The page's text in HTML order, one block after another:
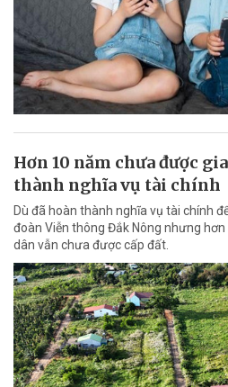
Hơn 10 năm chưa được
thành nghĩa vụ tài chính
Dù đã hoàn thành nghĩa vụ tài chính
đoàn Viễn thông Đắk Nông nhưng
dân vẫn chưa được cấp đất.